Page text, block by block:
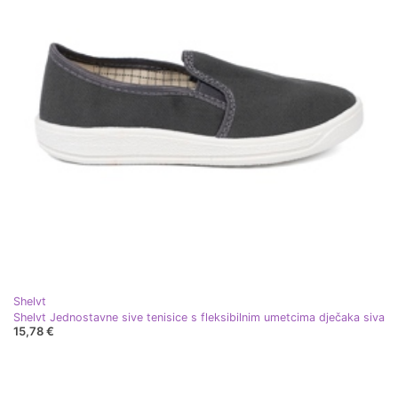
Shelvt
Shelvt Jednostavne sive tenisice s fleksibilnim umetcima dječaka siva
15,78 €